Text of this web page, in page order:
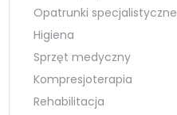
Opatrunki specjalistyczne
Higiena
Sprzęt medyczny
Kompresjoterapia
Rehabilitacja